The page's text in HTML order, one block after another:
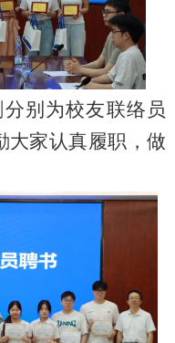
别为校友联络员
大家认真履职，做